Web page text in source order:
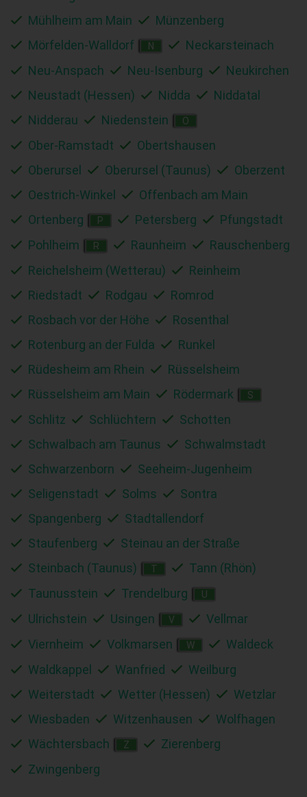
Mühlheim am Main
Münzenberg
Mörfelden-Walldorf
N
Neckarsteinach
Neu-Anspach
Neu-Isenburg
Neukirchen
Neustadt (Hessen)
Nidda
Niddatal
Nidderau
Niedenstein O
Ober-Ramstadt
Obertshausen
Oberursel
Oberursel (Taunus)
Oberzent
Oestrich-Winkel
Offenbach am Main
Ortenberg
P Petersberg
Pfungstadt
Pohlheim
R Raunheim
Rauschenberg
Reichelsheim (Wetterau)
Reinheim
Riedstadt
Rodgau
Romrod
Rosbach vor der Höhe
Rosenthal
Rotenburg an der Fulda
Runkel
Rüdesheim am Rhein
Rüsselsheim
Rüsselsheim am Main
Rödermark S
Schlitz Schlüchtern
Schotten
Schwalbach am Taunus
Schwalmstadt
Schwarzenborn
Seeheim-Jugenheim
Seligenstadt
Solms
Sontra
Spangenberg
Stadtallendorf
Staufenberg
Steinau an der Straße
Steinbach (Taunus)
T
Tann (Rhön)
Taunusstein
Trendelburg U
Ulrichstein Usingen V
Vellmar
Viernheim
Volkmarsen W
Waldeck
Waldkappel
Wanfried
Weilburg
Weiterstadt
Wetter (Hessen)
Wetzlar
Wiesbaden
Witzenhausen
Wolfhagen
Wächtersbach
Z
Zierenberg
Zwingenberg